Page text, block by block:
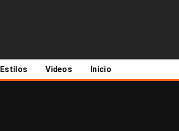
Estilos Videos Inicio